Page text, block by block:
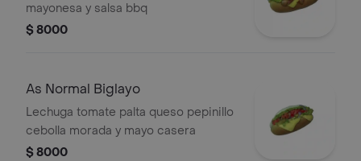
mayonesa y salsa bbq
$ 8000
As Normal Biglayo
Lechuga tomate palta queso pepinillo
cebolla morada y mayo casera
$ 8000